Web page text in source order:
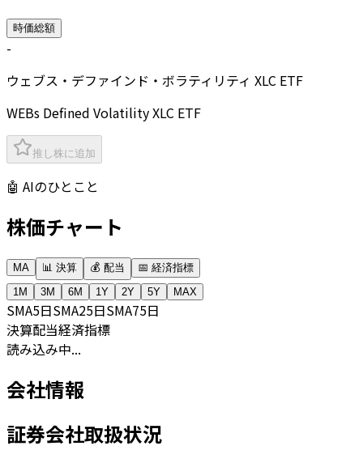
時価総額
-
ウェブス・デファインド・ボラティリティ XLC ETF
WEBs Defined Volatility XLC ETF
推し株に追加
🤖 AIのひとこと
株価チャート
MA 📊 決算 💰 配当
📅 経済指標
1M
3M 6M 1Y 2Y 5Y MAX
SMA5日SMA25日SMA75日
決算配当経済指標
読み込み中...
会社情報
証券会社取扱状況